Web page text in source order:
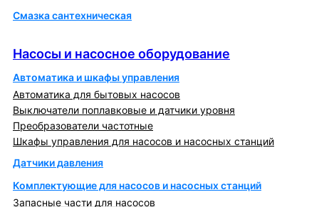
Смазка сантехническая
Насосы и насосное оборудование
Автоматика и шкафы управления
Автоматика для бытовых насосов
Выключатели поплавковые и датчики уровня
Преобразователи частотные
Шкафы управления для насосов и насосных станций
Датчики давления
Комплектующие для насосов и насосных станций
Запасные части для насосов